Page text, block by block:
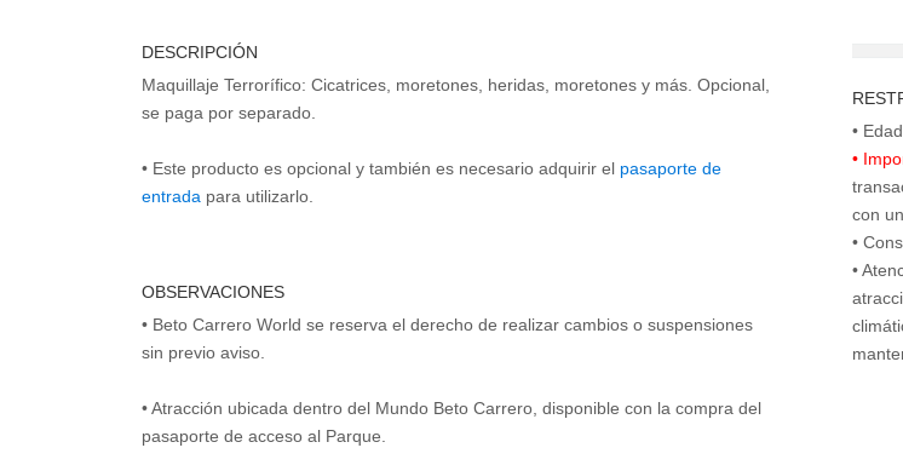
DESCRIPCIÓN
Maquillaje Terrorífico: Cicatrices, moretones, heridas, moretones y más. Opcional,
se paga por separado.
• Este producto es opcional y también es necesario adquirir el pasaporte de
entrada para utilizarlo.
OBSERVACIONES
• Beto Carrero World se reserva el derecho de realizar cambios o suspensiones
sin previo aviso.
• Atracción ubicada dentro del Mundo Beto Carrero, disponible con la compra del
pasaporte de acceso al Parque.
•
con
•
•